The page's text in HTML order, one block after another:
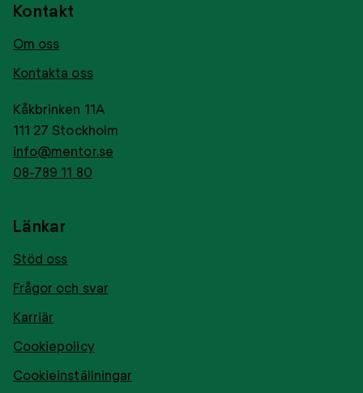
Kontakt
Om oss
Kontakta oss
Kåkbrinken 11A
111 27 Stockholm
info@mentor.se
08-789 11 80
Länkar
Stöd oss
Frågor och svar
Karriär
Cookiepolicy
Cookieinställningar